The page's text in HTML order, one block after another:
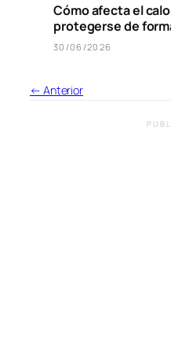
Cómo afecta el
protegerse de
30/06/2026
← Anterior